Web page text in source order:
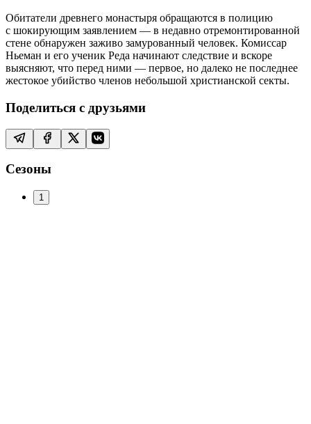
Обитатели древнего монастыря обращаются в полицию
с шокирующим заявлением — в недавно отремонтированной
стене обнаружен заживо замурованный человек. Комиссар
Ньеман и его ученик Реда начинают следствие и вскоре
выясняют, что перед ними — первое, но далеко не последнее
жестокое убийство членов небольшой христианской секты.
Поделиться с друзьями
Сезоны
1